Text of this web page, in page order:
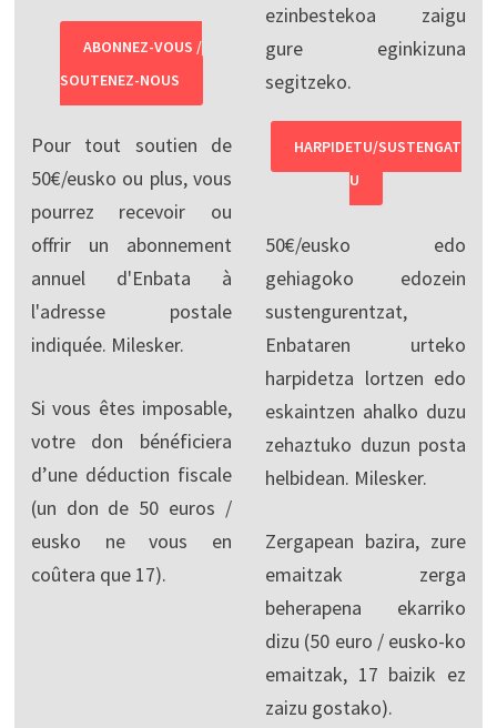
ABONNEZ-VOUS /
SOUTENEZ-NOUS
Pour tout soutien de
50€/eusko ou plus, vous
pourrez recevoir ou
offrir un abonnement
annuel d'Enbata à
l'adresse postale
indiquée. Milesker.
Si vous êtes imposable,
votre don bénéficiera
d’une déduction fiscale
(un don de 50 euros /
eusko ne vous en
coûtera que 17).
ezinbestekoa zaigu
gure eginkizuna
segitzeko.
HARPIDETU/SUSTENGAT
U
50€/eusko edo
gehiagoko edozein
sustengurentzat,
Enbataren urteko
harpidetza lortzen edo
eskaintzen ahalko duzu
zehaztuko duzun posta
helbidean. Milesker.
Zergapean bazira, zure
emaitzak zerga
beherapena ekarriko
dizu (50 euro / eusko-ko
emaitzak, 17 baizik ez
zaizu gostako).